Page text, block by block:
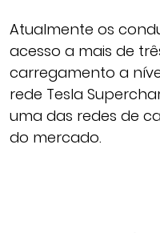
Atualmente os
acesso a mais de
carregamento a
rede Tesla
uma das redes de
do mercado.